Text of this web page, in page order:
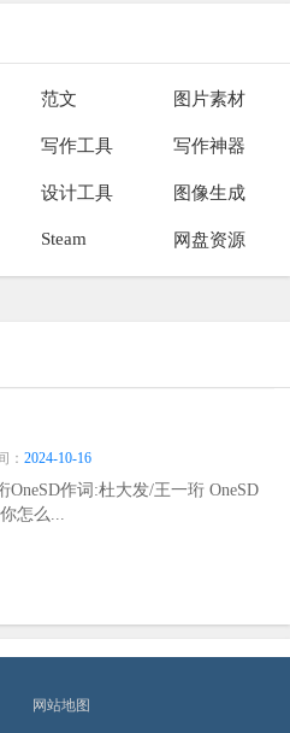
范文 图片素材
写作工具 写作神器
设计工具 图像生成
Steam 网盘资源
：2024-10-16
OneSD作词:杜大发/王一珩 OneSD
怎么...
网站地图